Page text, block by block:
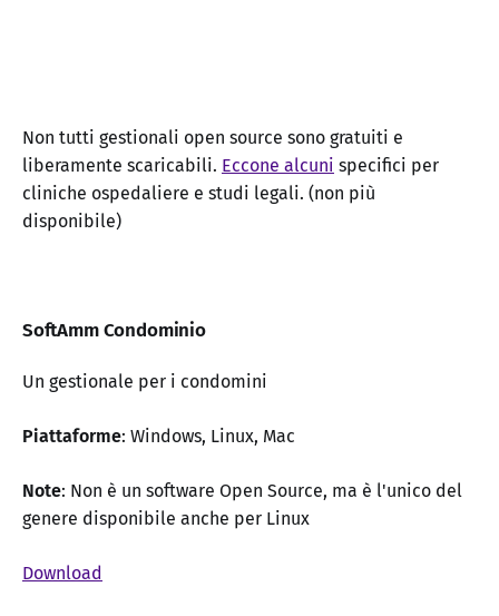
Non tutti gestionali open source sono gratuiti e
liberamente scaricabili. Eccone alcuni specifici per
cliniche ospedaliere e studi legali. (non più
disponibile)
SoftAmm Condominio
Un gestionale per i condomini
Piattaforme: Windows, Linux, Mac
Note: Non è un software Open Source, ma è l'unico del
genere disponibile anche per Linux
Download